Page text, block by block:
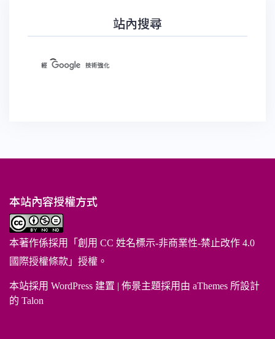
站內搜尋
本站內容授權方式
本著作係採用「 創用 CC 姓名標示-非商業性-禁止改作 4.0
國際授權條款 」授權。
本站採用 WordPress 建置 | 佈景主題採用由 aThemes 所設計
的 Talon